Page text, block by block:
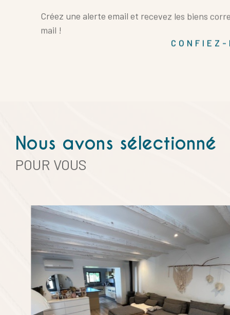
Créez une alerte email et recevez les biens
mail !
CONFIEZ-
Nous avons sélectionné
POUR VOUS